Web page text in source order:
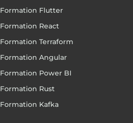
Formation Flutter
Formation React
Formation Terraform
Formation Angular
Formation Power BI
Formation Rust
Formation Kafka